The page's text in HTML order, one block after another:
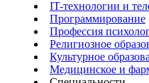
IT-технологии и
Программирование
Профессия
Религиозное
Культурное
Медицинское и